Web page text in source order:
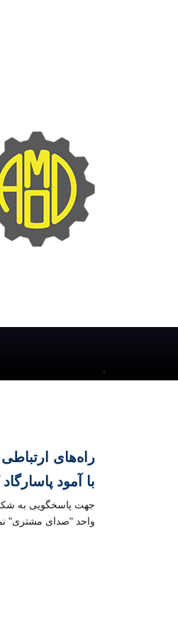
راه‌های ارتباطی
با
آمود
جهت پاسخگویی به
واحد "صدای مشتری"